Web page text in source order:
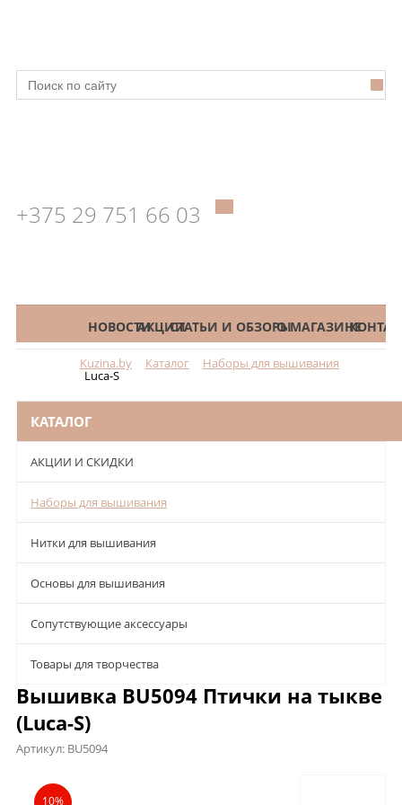
+375 29 751 66 03
КАТАЛОГНОВОСТИАКЦИИСТАТЬИ И ОБЗОРЫО МАГАЗИНЕ
Kuzina.by Каталог Наборы для вышивания
Luca-S
КАТАЛОГ
АКЦИИ И СКИДКИ
Наборы для вышивания
Нитки для вышивания
Основы для вышивания
Сопутствующие аксессуары
Товары для творчества
Вышивка BU5094 Птички на тыкве
(Luca-S)
Артикул: BU5094
Описание
10%